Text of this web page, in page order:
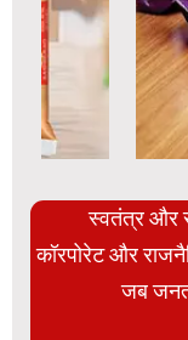
स्वतंत्र और
कॉरपोरेट और
जब